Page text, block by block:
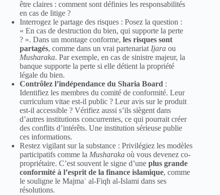
être claires : comment sont définies les responsabilités
en cas de litige ?
Interrogez le partage des risques : Posez la question :
« En cas de destruction du bien, qui supporte la perte
? ». Dans un montage conforme, les risques sont
partagés, comme dans un vrai partenariatIjara ou
Musharaka. Par exemple, en cas de sinistre majeur, la
banque supporte la perte si elle détient la propriété
légale du bien.
Contrôlez l’indépendance du Sharia Board :
Identifiez les membres du comité de conformité. Leur
curriculum vitae est-il public ? Leur avis sur le produit
est-il accessible ? Vérifiez aussi s’ils siègent dans
d’autres institutions concurrentes, ce qui pourrait créer
des conflits d’intérêts. Une institution sérieuse publie
ces informations.
Restez vigilant sur la substance : Privilégiez les modèles
participatifs comme la Musharaka où vous devenez co-
propriétaire. C’est souvent le signe d’une plus grande
conformité à l’esprit de la finance islamique, comme
le souligne le Majmaʿ al-Fiqh al-Islami dans ses
résolutions.